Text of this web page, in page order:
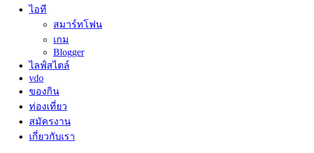
ไอที
สมาร์ทโฟน
เกม
Blogger
ไลฟ์สไตล์
vdo
ของกิน
ท่องเที่ยว
สมัครงาน
เกี่ยวกับเรา